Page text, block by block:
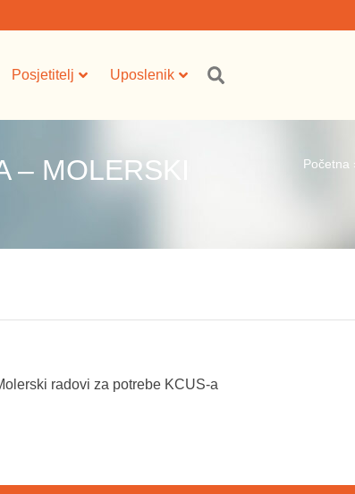
Posjetitelj Uposlenik
MOLERSKI
Početna
radovi za potrebe KCUS-a